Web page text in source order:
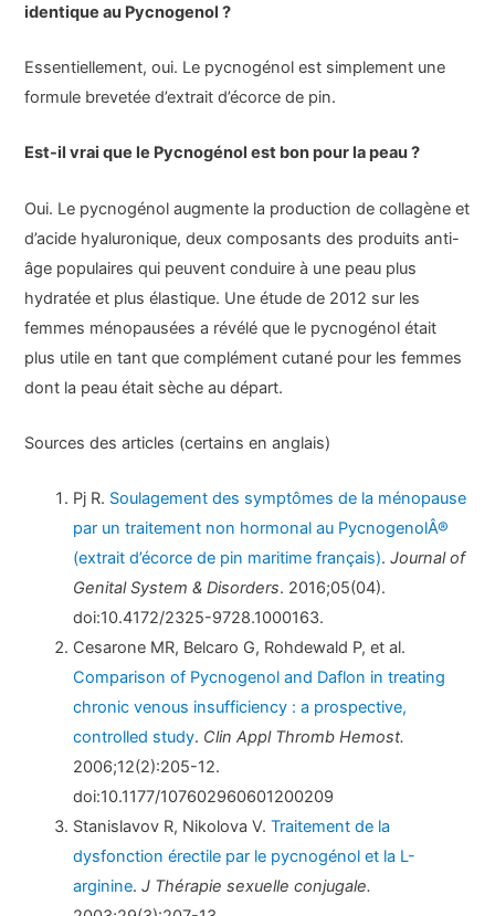
identique au Pycnogenol ?
Essentiellement, oui. Le pycnogénol est simplement une
formule brevetée d’extrait d’écorce de pin.
Est-il vrai que le Pycnogénol est bon pour la peau ?
Oui. Le pycnogénol augmente la production de collagène et
d’acide hyaluronique, deux composants des produits anti-
âge populaires qui peuvent conduire à une peau plus
hydratée et plus élastique. Une étude de 2012 sur les
femmes ménopausées a révélé que le pycnogénol était
plus utile en tant que complément cutané pour les femmes
dont la peau était sèche au départ.
Sources des articles (certains en anglais)
Pj R. Soulagement des symptômes de la ménopause
par un traitement non hormonal au PycnogenolÂ®
(extrait d’écorce de pin maritime français).Journal of
Genital System & Disorders. 2016;05(04).
doi:10.4172/2325-9728.1000163.
Cesarone MR, Belcaro G, Rohdewald P, et al.
Comparison of Pycnogenol and Daflon in treating
chronic venous insufficiency : a prospective,
controlled study. Clin Appl Thromb Hemost.
2006;12(2):205-12.
doi:10.1177/107602960601200209
Stanislavov R, Nikolova V. Traitement de la
dysfonction érectile par le pycnogénol et la L-
arginine.J Thérapie sexuelle conjugale.